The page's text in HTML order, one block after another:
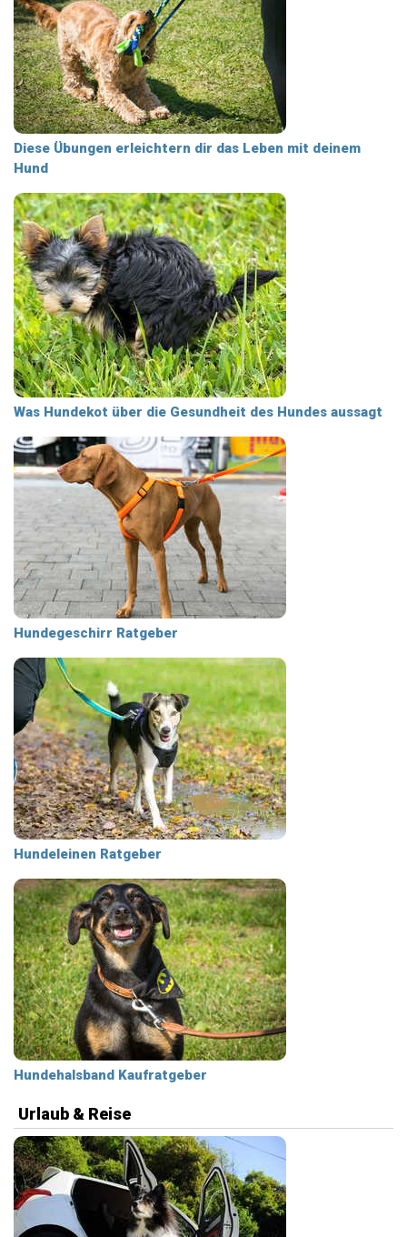
Diese Übungen erleichtern dir das Leben mit deinem
Hund
Was Hundekot über die Gesundheit des Hundes aussagt
Hundegeschirr Ratgeber
Hundeleinen Ratgeber
Hundehalsband Kaufratgeber
Urlaub & Reise